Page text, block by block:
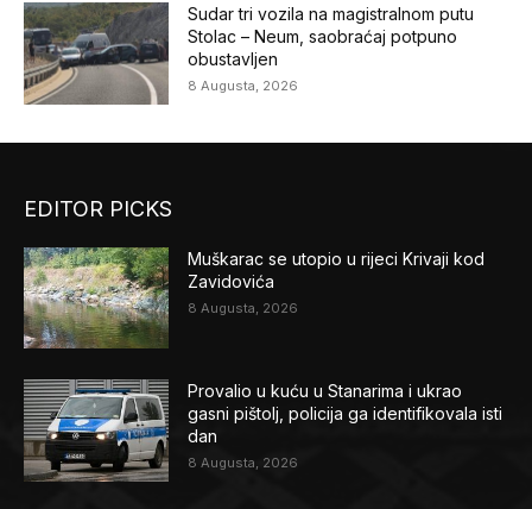
Sudar tri vozila na magistralnom putu
Stolac – Neum, saobraćaj potpuno
obustavljen
8 Augusta, 2026
EDITOR PICKS
Muškarac se utopio u rijeci Krivaji kod
Zavidovića
8 Augusta, 2026
Provalio u kuću u Stanarima i ukrao
gasni pištolj, policija ga identifikovala isti
dan
8 Augusta, 2026